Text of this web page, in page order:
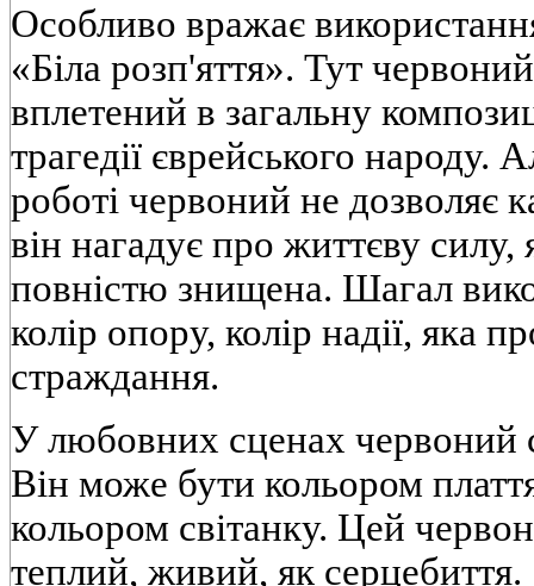
Особливо вражає
«Біла розп'яття». Тут
вплетений в загальну
трагедії єврейського народу.
роботі червоний не дозволяє
він нагадує про життєву
повністю знищена. Шагал
колір опору, колір надії, яка
страждання.
У любовних сценах червоний
Він може бути кольором
кольором світанку. Цей
теплий, живий, як серцебиття.